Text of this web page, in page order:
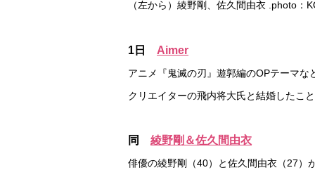
（左から）綾野剛、佐久間由衣 .photo：
1日 Aimer
アニメ『鬼滅の刃』遊郭編のOPテーマ
クリエイターの飛内将大氏と結婚したこ
同 綾野剛＆佐久間由衣
俳優の綾野剛（40）と佐久間由衣（27）